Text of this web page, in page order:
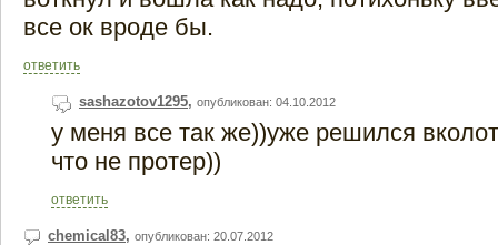
все ок вроде бы.
ответить
sashazotov1295, опубликован: 04.10.2012
у меня все так же))уже решился
что не протер))
ответить
chemical83, опубликован: 20.07.2012